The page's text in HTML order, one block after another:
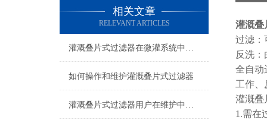
相关文章
RELEVANT ARTICLES
灌溉叠片式过滤器在微灌系统中的水质净化效率实测
如何操作和维护灌溉叠片式过滤器
灌溉叠片式过滤器用户在维护中可以避免的误区
灌溉叠
过滤：
反洗
全自动
工作、
灌溉
1.需在